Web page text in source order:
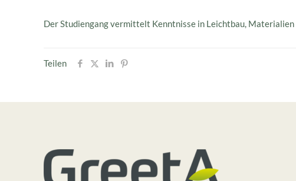
Der Studiengang vermittelt Kenntnisse in Leichtbau,
Teilen